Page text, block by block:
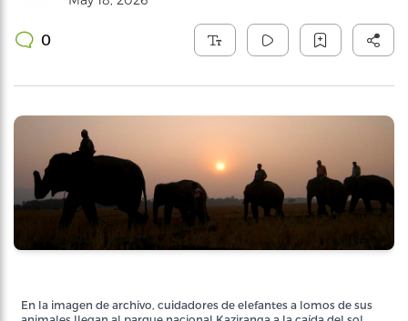
0
En la imagen de archivo, cuidadores de elefantes a lomos de sus